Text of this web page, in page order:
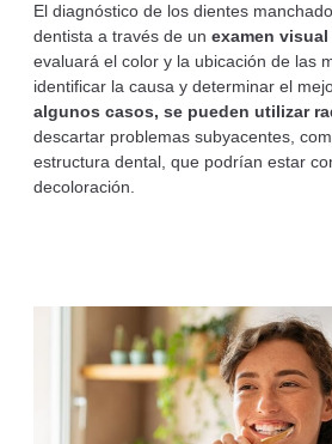
El diagnóstico de los dientes
dentista a través de un examen
evaluará el color y la ubicación de las
identificar la causa y determinar el
algunos casos, se pueden utilizar
descartar problemas subyacentes,
estructura dental, que podrían estar
decoloración.